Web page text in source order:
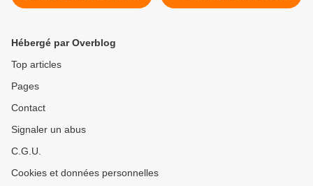
sous-Bois déjà remplacé !
octobre 2015 >
Hébergé par Overblog
Top articles
Pages
Contact
Signaler un abus
C.G.U.
Cookies et données personnelles